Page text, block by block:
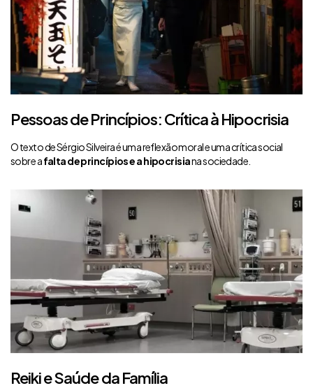
Pessoas de Princípios: Crítica à Hipocrisia
O texto de Sérgio Silveira é uma reflexão moral e uma crítica social
sobre afalta de princípios e a hipocrisiana sociedade.
Reiki e Saúde da Família